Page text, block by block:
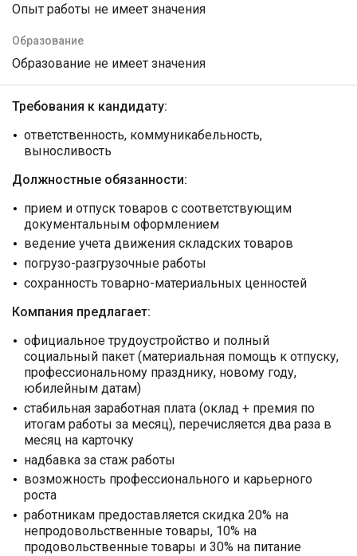
Опыт работы не имеет значения
Образование
Образование не имеет значения
Требования к кандидату:
ответственность, коммуникабельность,
выносливость
Должностные обязанности:
прием и отпуск товаров с соответствующим
документальным оформлением
ведение учета движения складских товаров
погрузо-разгрузочные работы
сохранность товарно-материальных ценностей
Компания предлагает:
официальное трудоустройство и полный
социальный пакет (материальная помощь к отпуску,
профессиональному празднику, новому году,
юбилейным датам)
стабильная заработная плата (оклад + премия по
итогам работы за месяц), перечисляется два раза в
месяц на карточку
надбавка за стаж работы
возможность профессионального и карьерного
роста
работникам предоставляется скидка 20% на
непродовольственные товары, 10% на
продовольственные товары и 30% на питание